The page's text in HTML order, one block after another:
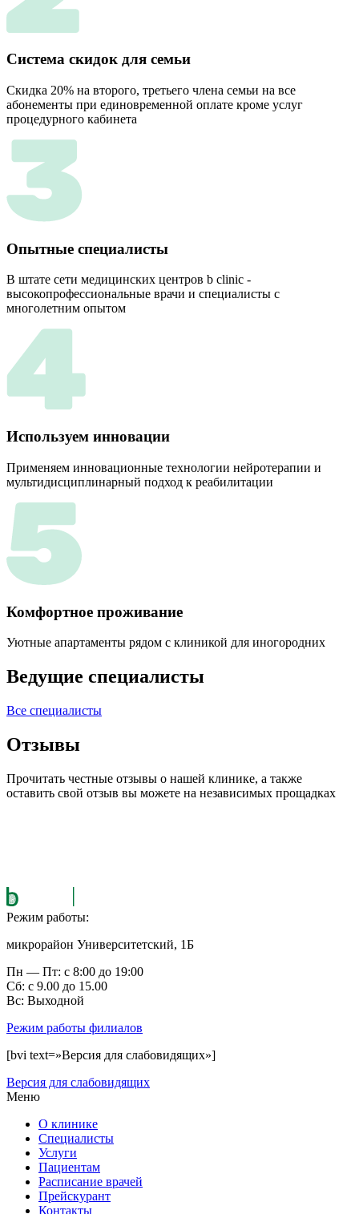
Система скидок для семьи
Скидка 20% на второго, третьего члена семьи на все
абонементы при единовременной оплате кроме услуг
процедурного кабинета
Опытные специалиcты
В штате сети медицинских центров b clinic -
высокопрофессиональные врачи и специалисты с
многолетним опытом
Используем инновации
Применяем инновационные технологии нейротерапии и
мультидисциплинарный подход к реабилитации
Комфортное проживание
Уютные апартаменты рядом с клиникой для иногородних
Ведущие специалисты
Все специалисты
Отзывы
Прочитать честные отзывы о нашей клинике, а также
оставить свой отзыв вы можете на независимых прощадках
Режим работы:
микрорайон Университетский, 1Б
Пн — Пт: с 8:00 до 19:00
Сб: с 9.00 до 15.00
Вс: Выходной
Режим работы филиалов
[bvi text=»Версия для слабовидящих»]
Версия для слабовидящих
Меню
О клинике
Специалисты
Услуги
Пациентам
Расписание врачей
Прейскурант
Контакты